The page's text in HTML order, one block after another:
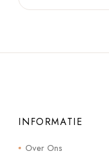
INFORMATIE
Over Ons